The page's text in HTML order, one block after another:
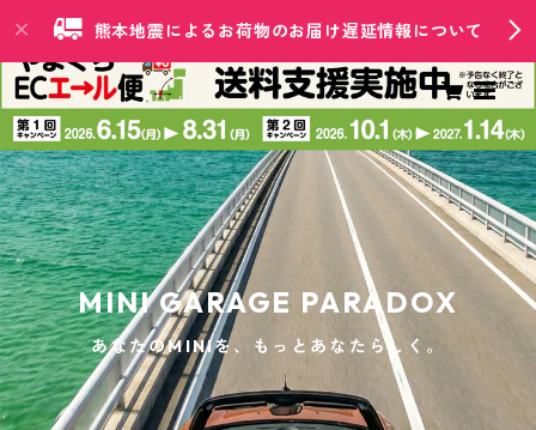
熊本地震によるお荷物のお届け遅延情報について
MINI GARAGE PARADOX
あなたのMINIを、もっとあなたらしく。